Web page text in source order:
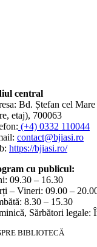
central
Bd. Ștefan cel
etaj), 700063
(+4) 0332 110044
contact@bjiasi.ro
https://bjiasi.ro/
cu publicul:
09.30 – 16.30
– Vineri: 09.00 –
8.30 – 15.30
Sărbători legale:
BIBLIOTECĂ